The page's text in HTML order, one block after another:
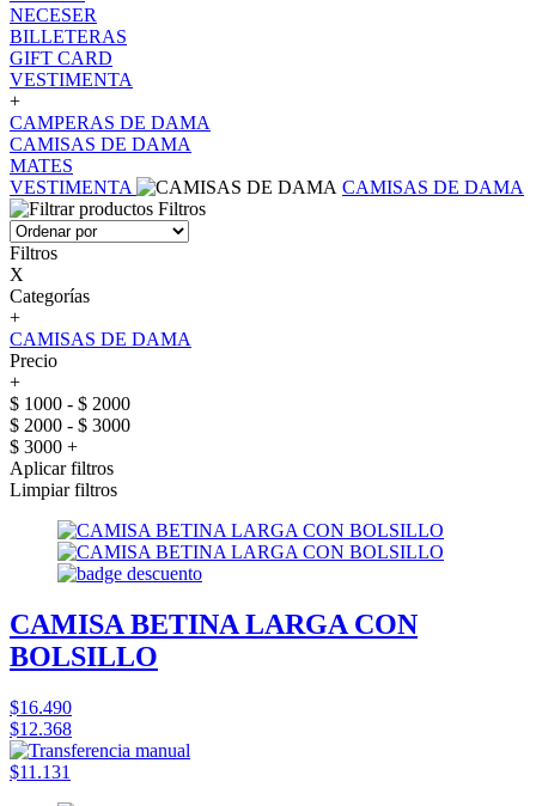
NECESER
BILLETERAS
GIFT CARD
VESTIMENTA
+
CAMPERAS DE DAMA
CAMISAS DE DAMA
MATES
VESTIMENTA
CAMISAS DE DAMA
Filtros
Filtros
X
Categorías
+
CAMISAS DE DAMA
Precio
+
$ 1000 - $ 2000
$ 2000 - $ 3000
$ 3000 +
Aplicar filtros
Limpiar filtros
CAMISA BETINA LARGA CON
BOLSILLO
$16.490
$12.368
$11.131